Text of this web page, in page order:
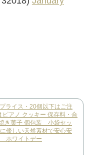
ライス・20個以下はご注
アノ クッキー 保存料・合
き菓子 個包装 小袋セッ
優しい天然素材で安心安
ホワイトデー